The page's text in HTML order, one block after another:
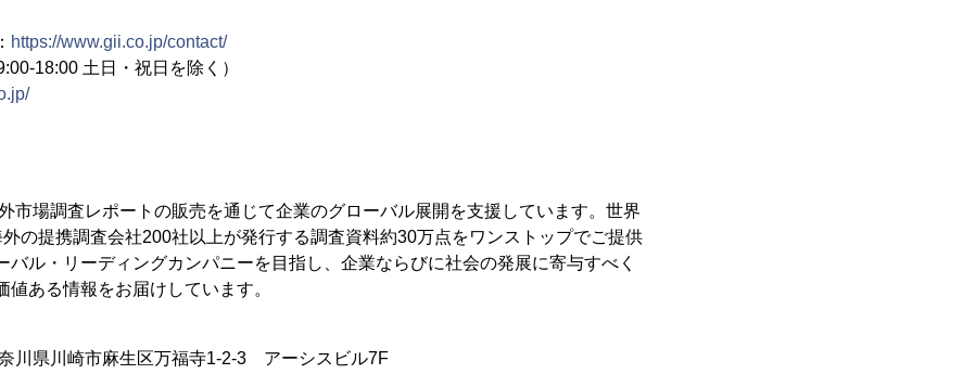
https://www.gii.co.jp/contact/
18:00 土日・祝日を除く）
市場調査レポートの販売を通じて企業のグローバル展開を支援しています。世界
の提携調査会社200社以上が発行する調査資料約30万点をワンストップでご提供
バル・リーディングカンパニーを目指し、企業ならびに社会の発展に寄与すべく
値ある情報をお届けしています。
川県川崎市麻生区万福寺1-2-3 アーシスビル7F